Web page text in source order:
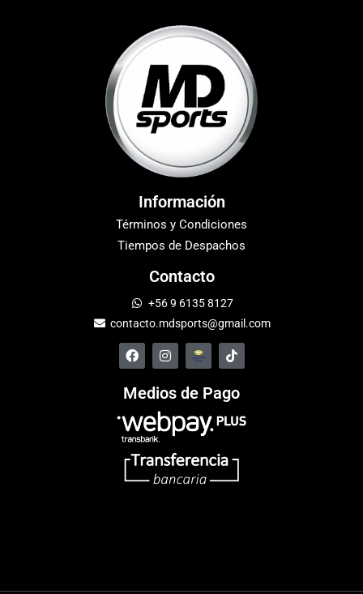
Información
Términos y Condiciones
Tiempos de Despachos
Contacto
+56 9 6135 8127
contacto.mdsports@gmail.com
Medios de Pago